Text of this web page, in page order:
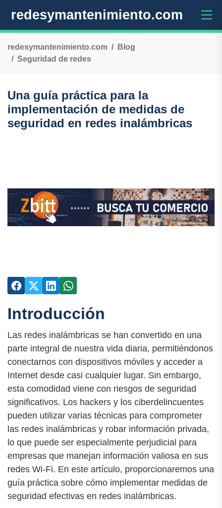
redesymantenimiento.com
redesymantenimiento.com
Blog
Seguridad de redes
Una guía práctica para la
implementación de medidas de
seguridad en redes inalámbricas
Introducción
Las redes inalámbricas se han convertido en una
parte integral de nuestra vida diaria, permitiéndonos
conectarnos con dispositivos móviles y acceder a
Internet desde casi cualquier lugar. Sin embargo,
esta comodidad viene con riesgos de seguridad
significativos. Los hackers y los ciberdelincuentes
pueden utilizar varias técnicas para comprometer
las redes inalámbricas y robar información privada,
lo que puede ser especialmente perjudicial para
empresas que manejan información valiosa en sus
redes Wi-Fi. En este artículo, proporcionaremos una
guía práctica sobre cómo implementar medidas de
seguridad efectivas en redes inalámbricas.